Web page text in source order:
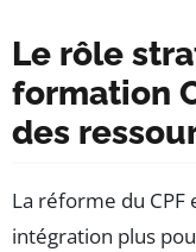
Le rôle
formation
des
La réforme du CPF
intégration plus